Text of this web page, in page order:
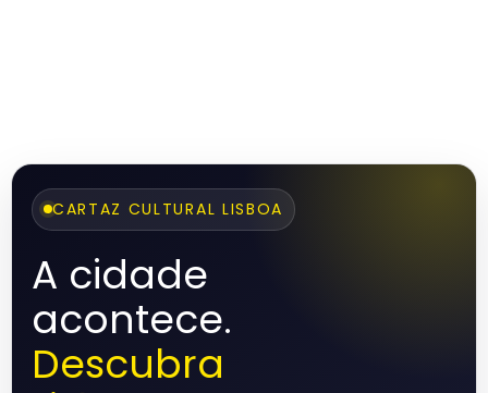
CARTAZ CULTURAL LISBOA
A cidade
acontece.
Descubra